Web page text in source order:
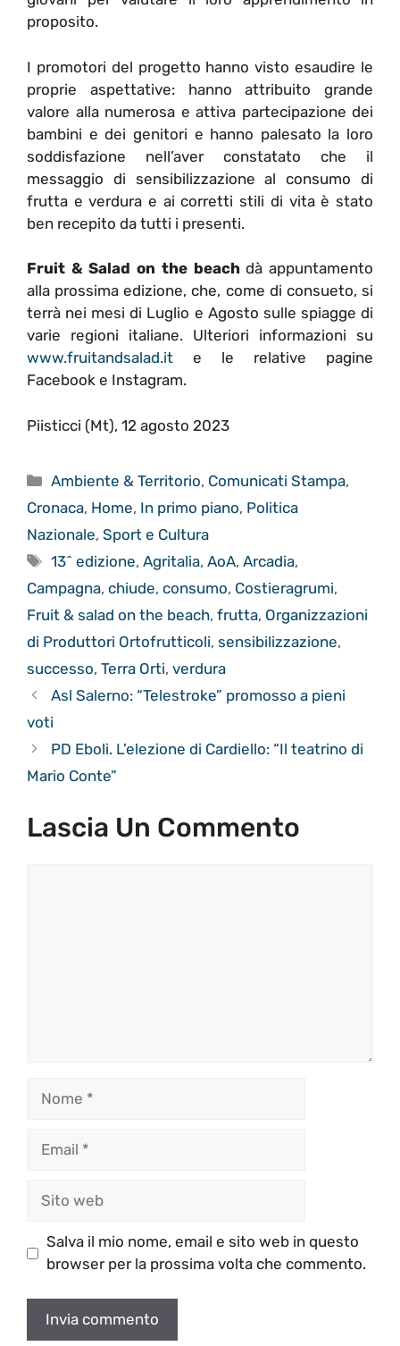
proposito.
I promotori del progetto hanno visto esaudire le
proprie aspettative: hanno attribuito grande
valore alla numerosa e attiva partecipazione dei
bambini e dei genitori e hanno palesato la loro
soddisfazione nell’aver constatato che il
messaggio di sensibilizzazione al consumo di
frutta e verdura e ai corretti stili di vita è stato
ben recepito da tutti i presenti.
Fruit & Salad on the beachdà appuntamento
alla prossima edizione, che, come di consueto, si
terrà nei mesi di Luglio e Agosto sulle spiagge di
varie regioni italiane. Ulteriori informazioni su
www.fruitandsalad.it e le relative pagine
Facebook e Instagram.
Piisticci (Mt), 12 agosto 2023
Categorie
Ambiente & Territorio, Comunicati Stampa,
Cronaca, Home, In primo piano, Politica
Nazionale, Sport e Cultura
Tag
13^ edizione,Agritalia,AoA,Arcadia,
Campagna, chiude, consumo, Costieragrumi,
Fruit & salad on the beach, frutta, Organizzazioni
di Produttori Ortofrutticoli, sensibilizzazione,
successo, Terra Orti, verdura
Asl Salerno: “Telestroke” promosso a pieni
voti
PD Eboli. L’elezione di Cardiello: “Il teatrino di
Mario Conte”
Lascia Un Commento
Salva il mio nome, email e sito web in questo
browser per la prossima volta che commento.